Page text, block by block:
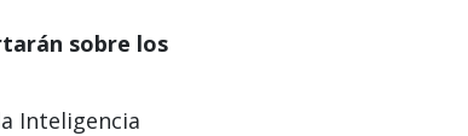
sobre los
Inteligencia